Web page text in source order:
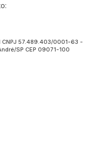
CNPJ 57.489.403/0001-63 -
SP CEP 09071-100